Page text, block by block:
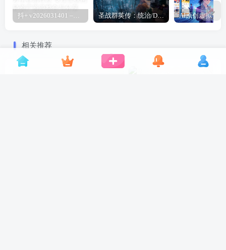
抖+ v2026031401 –抖音增强模块 圣战群英传：统治/Disciples: Domination
相关推荐